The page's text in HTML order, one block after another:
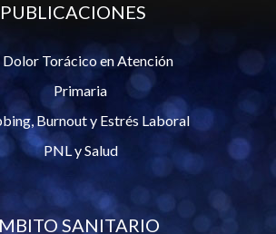
PUBLICACIONES
Dolor Torácico en Atención
Primaria
Burnout y Estrés Laboral
PNL y Salud
SANITARIO